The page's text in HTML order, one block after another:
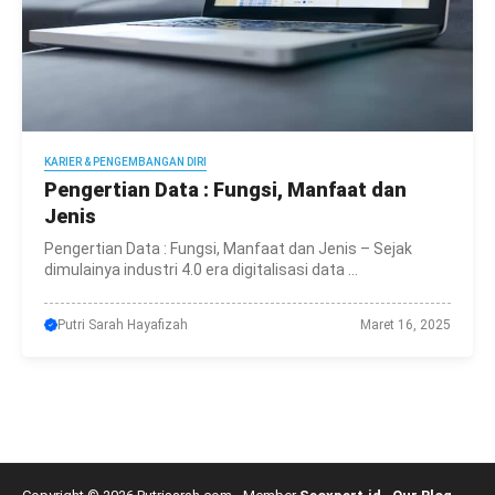
KARIER & PENGEMBANGAN DIRI
Pengertian Data : Fungsi, Manfaat dan
Jenis
Pengertian Data : Fungsi, Manfaat dan Jenis – Sejak
dimulainya industri 4.0 era digitalisasi data ...
Putri Sarah Hayafizah Maret 16, 2025